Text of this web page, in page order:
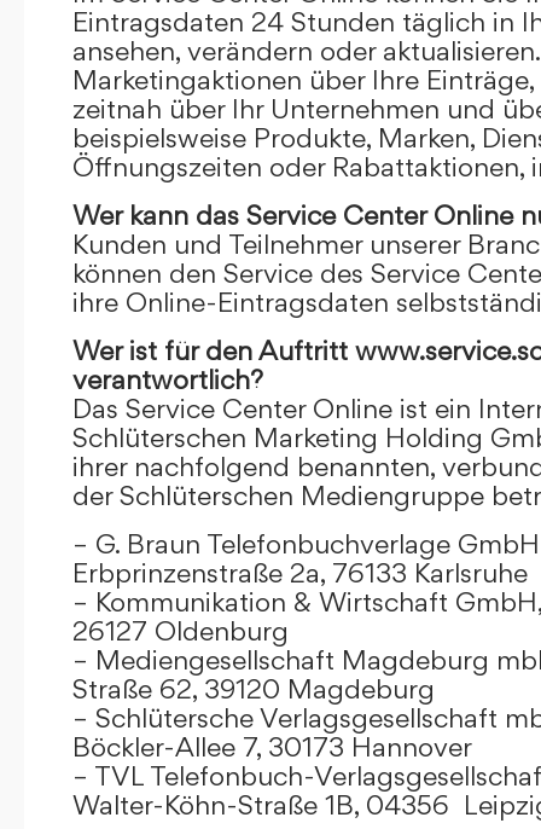
Eintragsdaten 24 Stunden täglich in
ansehen, verändern oder
Marketingaktionen über Ihre
zeitnah über Ihr Unternehmen und
beispielsweise Produkte, Marken,
Öffnungszeiten oder Rabattaktionen,
Wer kann das Service Center Online
Kunden und Teilnehmer unserer
können den Service des Service
ihre Online-Eintragsdaten
Wer ist für den Auftritt
verantwortlich?
Das Service Center Online ist ein
Schlüterschen Marketing Holding
ihrer nachfolgend benannten,
der Schlüterschen Mediengruppe
– G. Braun Telefonbuchverlage GmbH
Erbprinzenstraße 2a, 76133 Karlsruhe
– Kommunikation & Wirtschaft
26127 Oldenburg
– Mediengesellschaft Magdeburg
Straße 62, 39120 Magdeburg
– Schlütersche Verlagsgesellschaft
Böckler-Allee 7, 30173 Hannover
– TVL Telefonbuch-
Walter-Köhn-Straße 1B, 04356